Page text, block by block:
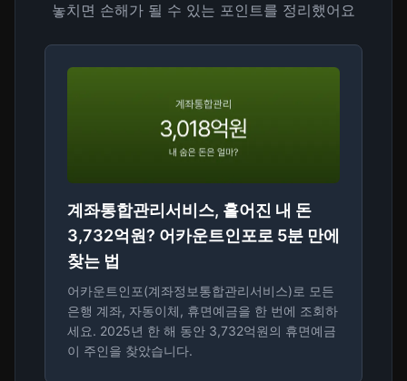
놓치면 손해가 될 수 있는 포인트를 정리했어요
계좌통합관리서비스, 흩어진 내 돈
3,732억원? 어카운트인포로 5분 만에
찾는 법
어카운트인포(계좌정보통합관리서비스)로 모든
은행 계좌, 자동이체, 휴면예금을 한 번에 조회하
세요. 2025년 한 해 동안 3,732억원의 휴면예금
이 주인을 찾았습니다.